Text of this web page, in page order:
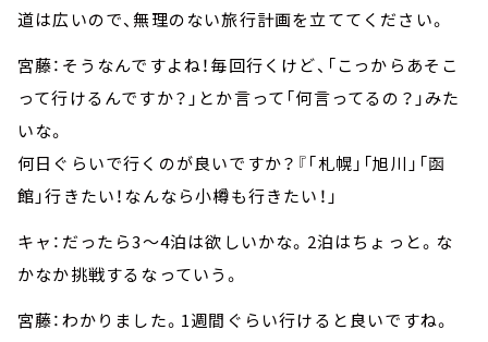
道は広いので、無理のない旅行計画を立ててください。
宮藤：そうなんですよね！毎回行くけど、「こっからあそこ
って行けるんですか？」とか言って「何言ってるの？」みた
いな。
何日ぐらいで行くのが良いですか？『「札幌」「旭川」「函
館」行きたい！なんなら小樽も行きたい！」
キャ：だったら3～4泊は欲しいかな。2泊はちょっと。な
かなか挑戦するなっていう。
宮藤：わかりました。1週間ぐらい行けると良いですね。